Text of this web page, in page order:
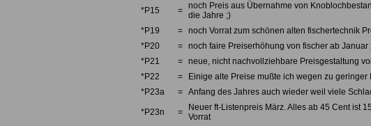
*P15 = noch Preis aus Übernahme von
die Jahre ;)
*P19
= noch Vorrat zum schönen alten fischertechnik
*P20
= noch faire Preiserhöhung von fischer ab Januar
*P21
= neue, nicht nachvollziehbare Preisgestaltung
*P22
=
Einige alte Preise mußte ich wegen zu geringer
*P23a
= Anfang des Jahres auch wieder weil viele
*P23n =
Neuer ft-Listenpreis März. Alles ab 45 Cent ist
Vorrat